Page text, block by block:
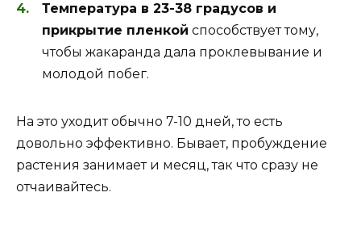
Температура в 23-38 градусов и
прикрытие пленкой способствует тому,
чтобы жакаранда дала проклевывание и
молодой побег.
На это уходит обычно 7-10 дней, то есть
довольно эффективно. Бывает, пробуждение
растения занимает и месяц, так что сразу не
отчаивайтесь.